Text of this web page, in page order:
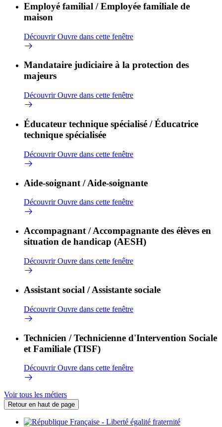
Employé familial / Employée familiale de
maison
DécouvrirOuvre dans cette fenêtre
Mandataire judiciaire à la protection des
majeurs
DécouvrirOuvre dans cette fenêtre
Éducateur technique spécialisé / Éducatrice
technique spécialisée
DécouvrirOuvre dans cette fenêtre
Aide-soignant / Aide-soignante
DécouvrirOuvre dans cette fenêtre
Accompagnant / Accompagnante des élèves en
situation de handicap (AESH)
DécouvrirOuvre dans cette fenêtre
Assistant social / Assistante sociale
DécouvrirOuvre dans cette fenêtre
Technicien / Technicienne d'Intervention Sociale
et Familiale (TISF)
DécouvrirOuvre dans cette fenêtre
Voir tous les métiers
Retour en haut de page